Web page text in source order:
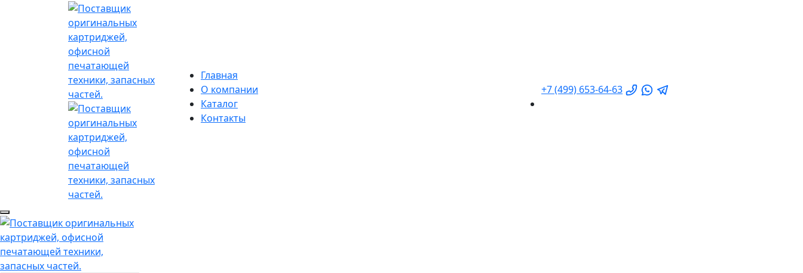
Главная
О компании
Каталог
Контакты
+7 (499) 653-64-63